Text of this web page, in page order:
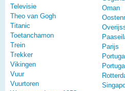
Televisie
Theo van Gogh
Titanic
Toetanchamon
Trein
Trekker
Vikingen
Vuur
Vuurtoren
Oman
Parijs
Portugal
Portugal